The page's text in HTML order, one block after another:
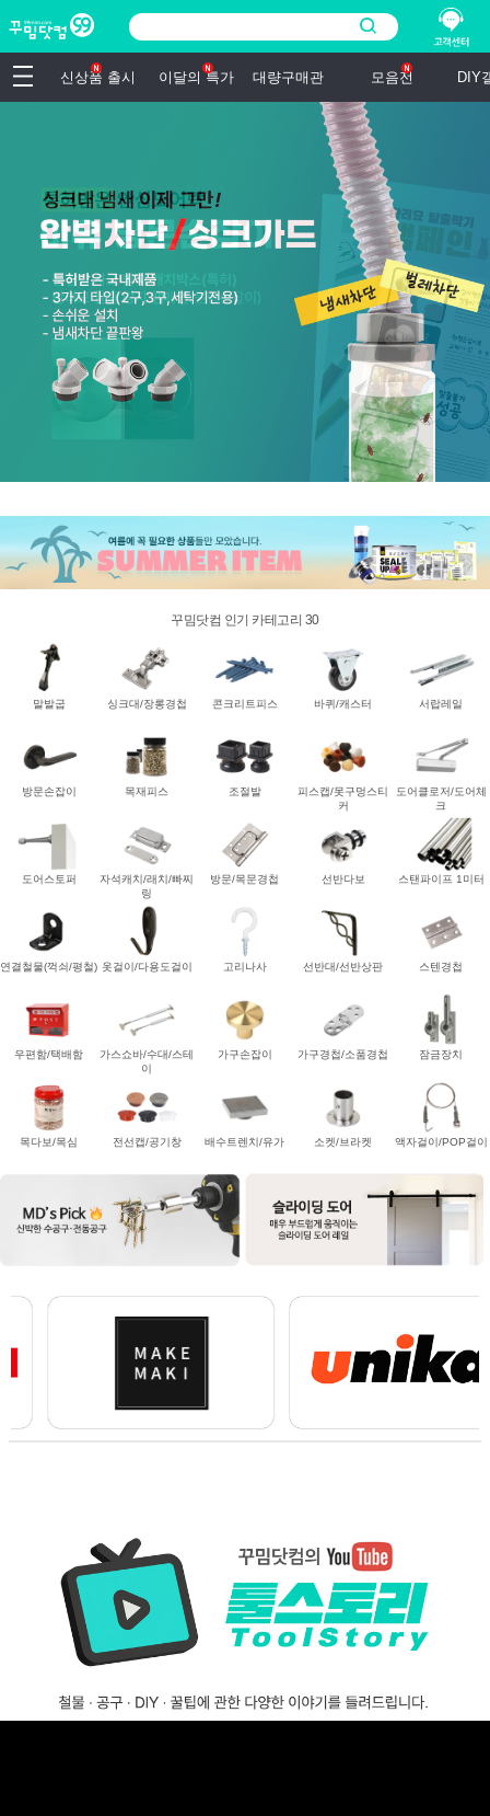
신상품 출시 이달의 특가 대량구매관 모음전 DIY
꾸밈닷컴 인기 카테고리 30
말발굽 싱크대/장롱경첩 콘크리트피스 바퀴/캐스터 서랍레일
방문손잡이 목재피스 조절발
피스캡/못구멍스티
커
도어클로저/도어체
크
도어스토퍼
자석캐치/래치/빠찌
링
방문/목문경첩 선반다보 스탠파이프 1미터
연결철물(꺽쇠/평철) 옷걸이/다용도걸이 고리나사 선반대/선반상판 스텐경첩
우편함/택배함
가스쇼바/수대/스테
이
가구손잡이 가구경첩/소품경첩 잠금장치
목다보/목심 전선캡/공기창 배수트렌치/유가 소켓/브라켓 액자걸이/POP걸이